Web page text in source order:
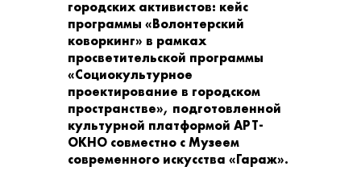
городских активистов: кейс
программы «Волонтерский
коворкинг» в рамках
просветительской программы
«Социокультурное
проектирование в городском
пространстве», подготовленной
культурной платформой АРТ-
ОКНО совместно с Музеем
современного искусства «Гараж».